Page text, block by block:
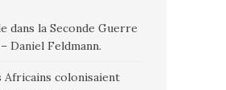
dans la Seconde Guerre
Daniel Feldmann.
Africains colonisaient